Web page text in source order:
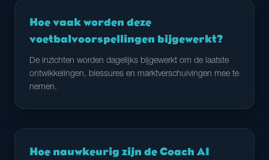
Hoe vaak worden deze
voetbalvoorspellingen bijgewerkt?
De inzichten worden dagelijks bijgewerkt om de laatste
ontwikkelingen, blessures en marktverschuivingen mee te
nemen.
Hoe nauwkeurig zijn de Coach AI